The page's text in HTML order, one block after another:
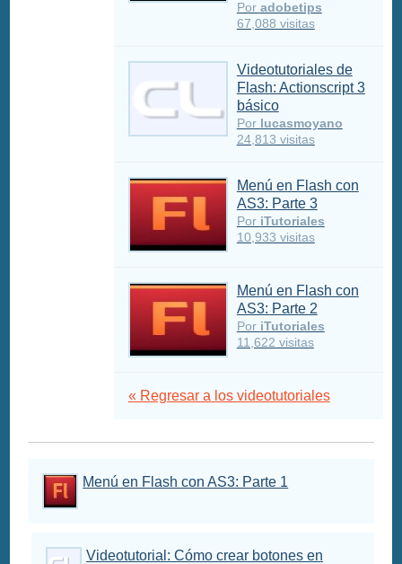
Por adobetips
67,088 visitas
Videotutoriales de
Flash: Actionscript 3
básico
Por lucasmoyano
24,813 visitas
Menú en Flash con
AS3: Parte 3
Por iTutoriales
10,933 visitas
Menú en Flash con
AS3: Parte 2
Por iTutoriales
11,622 visitas
« Regresar a los videotutoriales
Menú en Flash con AS3: Parte 1
Videotutorial: Cómo crear botones en